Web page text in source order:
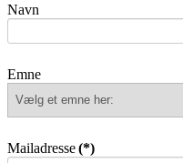
Navn
Emne
Mailadresse(*)